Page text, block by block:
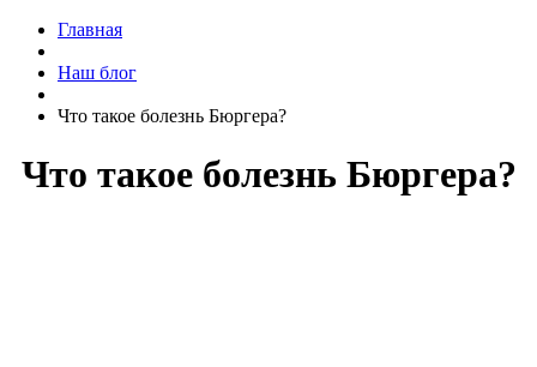
Главная
Наш блог
Что такое болезнь Бюргера?
Что такое болезнь Бюргера?